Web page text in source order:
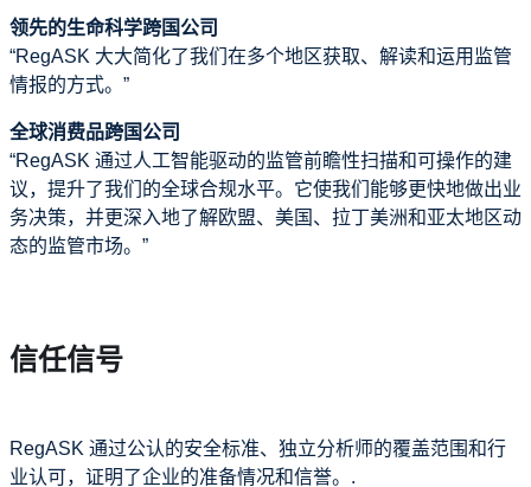
领先的生命科学跨国公司
“RegASK 大大简化了我们在多个地区获取、解读和运用监管
情报的方式。”
全球消费品跨国公司
“RegASK 通过人工智能驱动的监管前瞻性扫描和可操作的建
议，提升了我们的全球合规水平。它使我们能够更快地做出业
务决策，并更深入地了解欧盟、美国、拉丁美洲和亚太地区动
态的监管市场。”
信任信号
RegASK 通过公认的安全标准、独立分析师的覆盖范围和行
业认可，证明了企业的准备情况和信誉。.